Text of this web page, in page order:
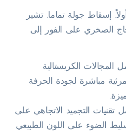
إسقاط جولة تماما, تشير
الصخري على الفور إلى
المجالات الكريستالية
مباشرة لجودة الحرفة
تقنيات التجميد الاتجاهي على
الضوء على اللون الطبيعي